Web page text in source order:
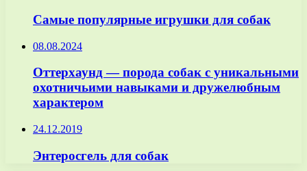
Самые популярные игрушки для собак
08.08.2024
Оттерхаунд — порода собак с уникальными
охотничьими навыками и дружелюбным
характером
24.12.2019
Энтеросгель для собак